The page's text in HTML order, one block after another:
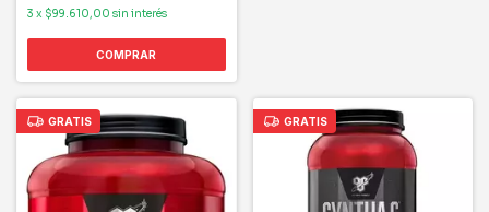
3 x $99.610,00 sin interés
GRATIS GRATIS